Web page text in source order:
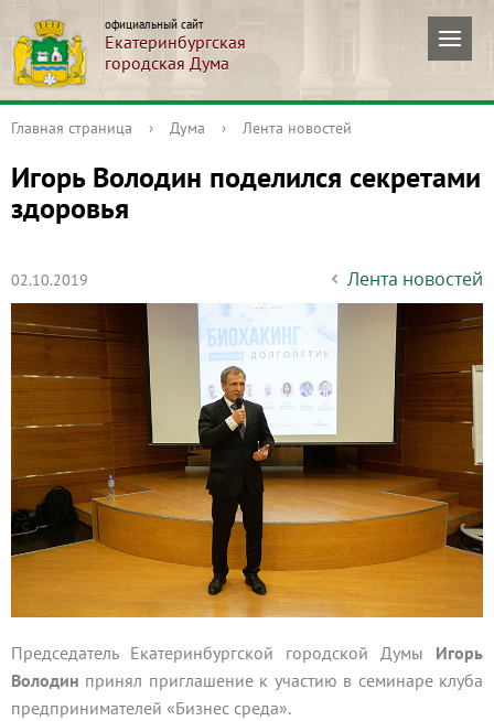
официальный сайт
Екатеринбургская
городская Дума
Главная страница › Дума › Лента новостей
Игорь Володин поделился секретами
здоровья
02.10.2019 Лента новостей
Председатель Екатеринбургской городской Думы Игорь
Володин принял приглашение к участию в семинаре клуба
предпринимателей «Бизнес среда».